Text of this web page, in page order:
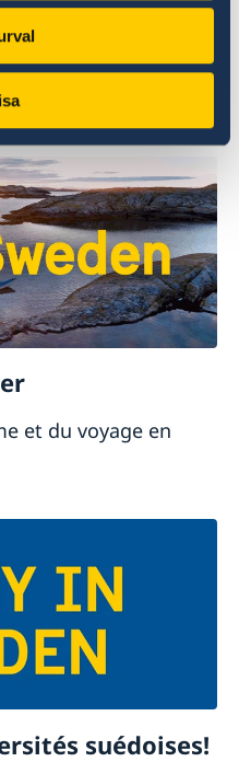
le ministère
anglais)
ou d’autres
et du voyage en
suédoises!